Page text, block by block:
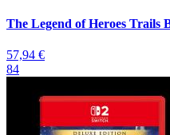
The Legend of Heroes Trails
57,94 €
84